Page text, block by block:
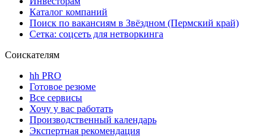
Каталог компаний
Поиск по вакансиям в Звёздном (Пермский край)
Сетка: соцсеть для нетворкинга
Соискателям
hh PRO
Готовое резюме
Все сервисы
Хочу у вас работать
Производственный календарь
Экспертная рекомендация